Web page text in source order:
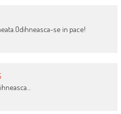
se in pace!